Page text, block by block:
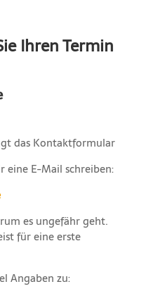
Ihren Termin
das Kontaktformular
E-Mail schreiben:
es ungefähr geht.
für eine erste
Angaben zu: